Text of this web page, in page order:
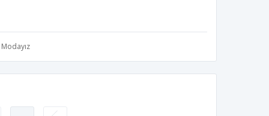
Modayız